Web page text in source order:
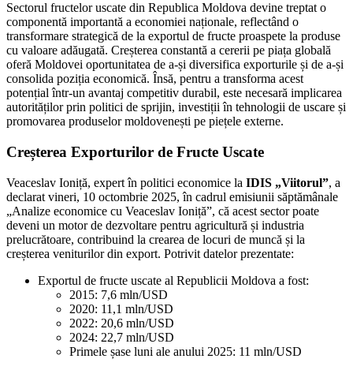
Sectorul fructelor uscate din Republica Moldova devine treptat o
componentă importantă a economiei naționale, reflectând o
transformare strategică de la exportul de fructe proaspete la produse
cu valoare adăugată. Creșterea constantă a cererii pe piața globală
oferă Moldovei oportunitatea de a-și diversifica exporturile și de a-și
consolida poziția economică. Însă, pentru a transforma acest
potențial într-un avantaj competitiv durabil, este necesară implicarea
autorităților prin politici de sprijin, investiții în tehnologii de uscare și
promovarea produselor moldovenești pe piețele externe.
Creșterea Exporturilor de Fructe Uscate
Veaceslav Ioniță, expert în politici economice la IDIS „Viitorul”, a
declarat vineri, 10 octombrie 2025, în cadrul emisiunii săptămânale
„Analize economice cu Veaceslav Ioniță”, că acest sector poate
deveni un motor de dezvoltare pentru agricultură și industria
prelucrătoare, contribuind la crearea de locuri de muncă și la
creșterea veniturilor din export. Potrivit datelor prezentate:
Exportul de fructe uscate al Republicii Moldova a fost:
2015: 7,6 mln/USD
2020: 11,1 mln/USD
2022: 20,6 mln/USD
2024: 22,7 mln/USD
Primele șase luni ale anului 2025: 11 mln/USD